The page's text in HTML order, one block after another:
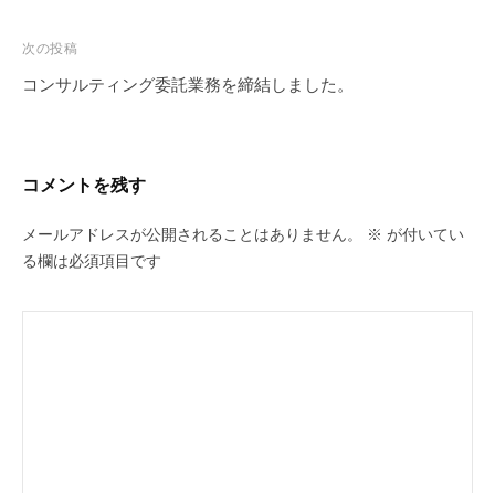
ビ
ゲ
次の投稿
コンサルティング委託業務を締結しました。
コメントを残す
メールアドレスが公開されることはありません。 ※ が付いてい
る欄は必須項目です